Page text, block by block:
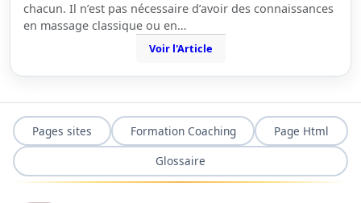
chacun. Il n’est pas nécessaire d’avoir des connaissances
en massage classique ou en…
Voir l'Article
Pages sites Formation Coaching
Page Html
Glossaire